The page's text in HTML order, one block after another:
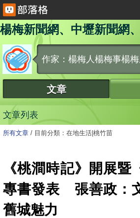
楊梅新聞網、中壢新聞網
作家：楊梅人楊梅事楊
文章
文章列表
所有文章 / 目前分類：在地生活|桃竹苗
《桃澗時記》開展暨
專書發表 張善政：
舊城魅力